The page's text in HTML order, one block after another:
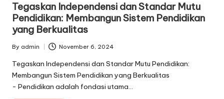
Tegaskan Independensi dan Standar Mutu
Pendidikan: Membangun Sistem Pendidikan
yang Berkualitas
Posted
by
By admin November 6, 2024
Tegaskan Independensi dan Standar Mutu Pendidikan:
Membangun Sistem Pendidikan yang Berkualitas
- Pendidikan adalah fondasi utama…